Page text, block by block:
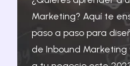
Marketing? Aquí te
paso a paso para
de Inbound Marketing